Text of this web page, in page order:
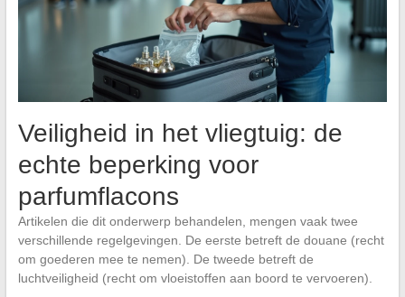
Veiligheid in het vliegtuig: de
echte beperking voor
parfumflacons
Artikelen die dit onderwerp behandelen, mengen vaak twee
verschillende regelgevingen. De eerste betreft de douane (recht
om goederen mee te nemen). De tweede betreft de
luchtveiligheid (recht om vloeistoffen aan boord te vervoeren).